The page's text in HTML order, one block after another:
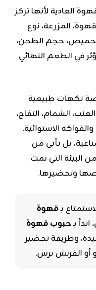
لأنها تركز
المزرعة، نوع
حجم الطحن،
الطعم النهائي
طبيعية
الشمام، التفاح،
الاستوائية.
بل تأتي من
التي نمت
وتحضيرها.
بـقهوة
بـحبوب قهوة
تحضير